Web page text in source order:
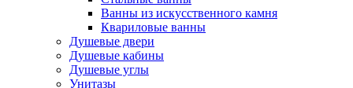
Ванны из искусственного камня
Квариловые ванны
Душевые двери
Душевые кабины
Душевые углы
Унитазы